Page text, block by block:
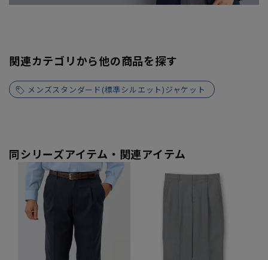
関連カテゴリから他の商品を探す
メンズスタンダード(標準シルエット)ジャケット
同シリーズアイテム・関連アイテム